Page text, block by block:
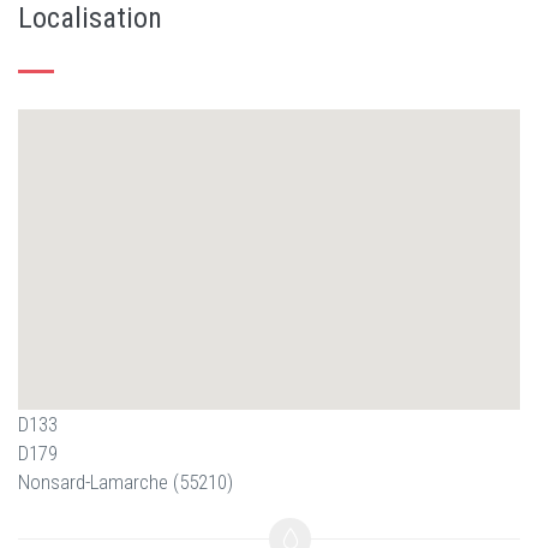
Localisation
D133
D179
Nonsard-Lamarche (55210)